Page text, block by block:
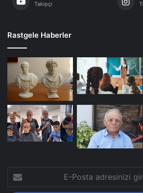
Takipçi
Rastgele Haberler
Posta